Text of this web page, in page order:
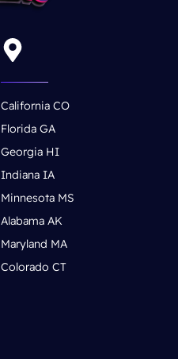
California CO
Florida GA
Georgia HI
Indiana IA
Minnesota MS
Alabama AK
Maryland MA
Colorado CT